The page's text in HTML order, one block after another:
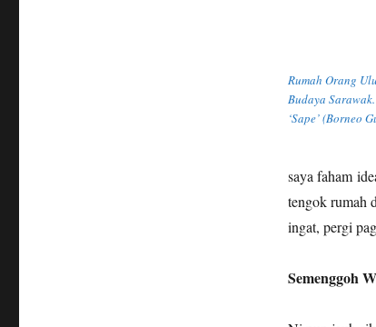
Rumah Orang
Budaya
‘Sape’ (Borneo
saya faham
tengok rumah
ingat, pergi
Semenggoh